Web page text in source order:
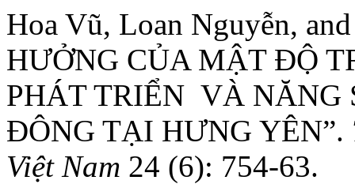
Hoa Vũ, Loan Nguyễn,
HƯỞNG CỦA MẬT ĐỘ
PHÁT TRIỂN VÀ NĂNG
ĐÔNG TẠI HƯNG YÊN”.
Việt Nam 24 (6): 754-63.